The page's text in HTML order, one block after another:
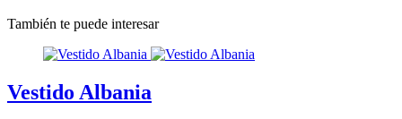
También te puede interesar
Vestido Albania